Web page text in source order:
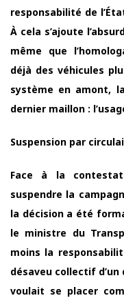
responsabilité de
À cela s’ajoute
même que
déjà des véhicules
système en amont,
dernier maillon :
Suspension par
Face à la
suspendre la
la décision a été
le ministre du
moins la
désaveu collectif d’un
voulait se placer